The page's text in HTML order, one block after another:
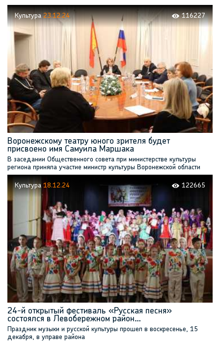
Культура23.12.24 116227
Воронежскому театру юного зрителя будет
присвоено имя Самуила Маршака
В заседании Общественного совета при министерстве культуры
региона приняла участие министр культуры Воронежской области
Мария Мазур
Культура 18.12.24 122665
24-й открытый фестиваль «Русская песня»
состоялся в Левобережном район…
Праздник музыки и русской культуры прошел в воскресенье, 15
декабря, в управе района